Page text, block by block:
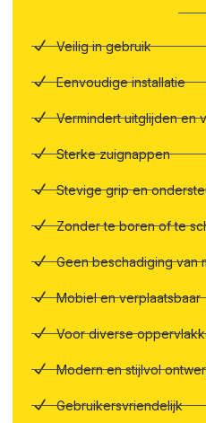
Veilig in gebruik
Eenvoudige installatie
Vermindert uitglijden en
Sterke zuignappen
Stevige grip en
Zonder te boren of te
Geen beschadiging van
Mobiel en verplaatsbaar
Voor diverse
Modern en stijlvol
Gebruikersvriendelijk